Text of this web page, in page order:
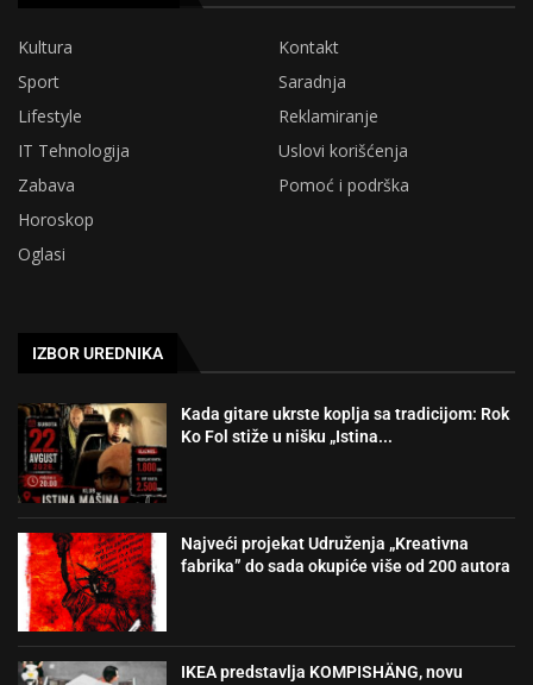
Kultura
Kontakt
Sport
Saradnja
Lifestyle
Reklamiranje
IT Tehnologija
Uslovi korišćenja
Zabava
Pomoć i podrška
Horoskop
Oglasi
IZBOR UREDNIKA
Kada gitare ukrste koplja sa tradicijom: Rok
Ko Fol stiže u nišku „Istina...
Najveći projekat Udruženja „Kreativna
fabrika” do sada okupiće više od 200 autora
IKEA predstavlja KOMPISHÄNG, novu